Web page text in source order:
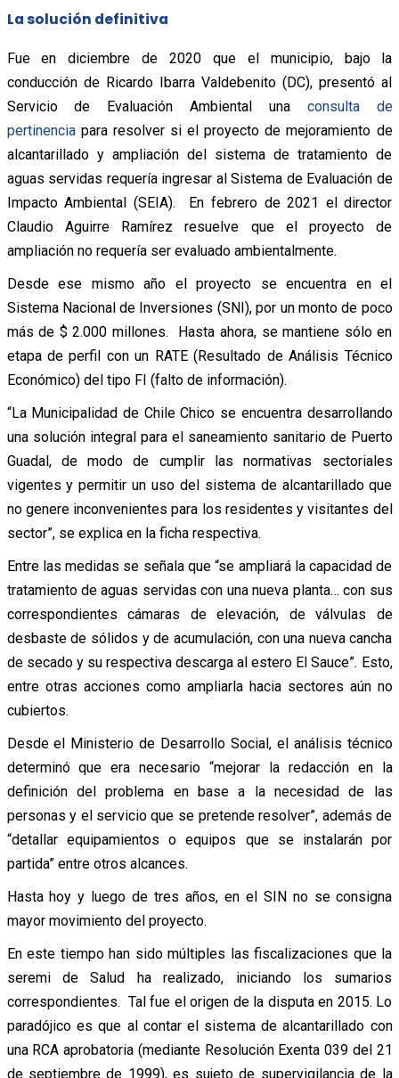
La solución definitiva
Fue en diciembre de 2020 que el municipio, bajo la
conducción de Ricardo Ibarra Valdebenito (DC), presentó al
Servicio de Evaluación Ambiental una consulta de
pertinenciapara resolver si el proyecto de mejoramiento de
alcantarillado y ampliación del sistema de tratamiento de
aguas servidas requería ingresar al Sistema de Evaluación de
Impacto Ambiental (SEIA). En febrero de 2021 el director
Claudio Aguirre Ramírez resuelve que el proyecto de
ampliación no requería ser evaluado ambientalmente.
Desde ese mismo año el proyecto se encuentra en el
Sistema Nacional de Inversiones (SNI), por un monto de poco
más de $ 2.000 millones. Hasta ahora, se mantiene sólo en
etapa de perfil con un RATE (Resultado de Análisis Técnico
Económico) del tipo FI (falto de información).
“La Municipalidad de Chile Chico se encuentra desarrollando
una solución integral para el saneamiento sanitario de Puerto
Guadal, de modo de cumplir las normativas sectoriales
vigentes y permitir un uso del sistema de alcantarillado que
no genere inconvenientes para los residentes y visitantes del
sector”, se explica en la ficha respectiva.
Entre las medidas se señala que “se ampliará la capacidad de
tratamiento de aguas servidas con una nueva planta… con sus
correspondientes cámaras de elevación, de válvulas de
desbaste de sólidos y de acumulación, con una nueva cancha
de secado y su respectiva descarga al estero El Sauce”. Esto,
entre otras acciones como ampliarla hacia sectores aún no
cubiertos.
Desde el Ministerio de Desarrollo Social, el análisis técnico
determinó que era necesario “mejorar la redacción en la
definición del problema en base a la necesidad de las
personas y el servicio que se pretende resolver”, además de
“detallar equipamientos o equipos que se instalarán por
partida” entre otros alcances.
Hasta hoy y luego de tres años, en el SIN no se consigna
mayor movimiento del proyecto.
En este tiempo han sido múltiples las fiscalizaciones que la
seremi de Salud ha realizado, iniciando los sumarios
correspondientes. Tal fue el origen de la disputa en 2015. Lo
paradójico es que al contar el sistema de alcantarillado con
una RCA aprobatoria (mediante Resolución Exenta 039 del 21
de septiembre de 1999), es sujeto de supervigilancia de la